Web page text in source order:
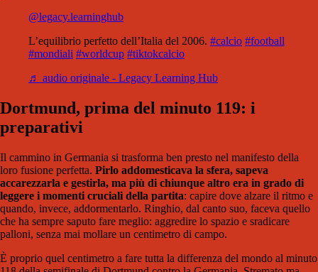
@legacy.learninghub
L’equilibrio perfetto dell’Italia del 2006. #calcio #football
#mondiali #worldcup #tiktokcalcio
♬ audio originale - Legacy Learning Hub
Dortmund, prima del minuto 119: i
preparativi
Il cammino in Germania si trasforma ben presto nel manifesto della
loro fusione perfetta. Pirlo addomesticava la sfera, sapeva
accarezzarla e gestirla, ma più di chiunque altro era in grado di
leggere i momenti cruciali della partita: capire dove alzare il ritmo e
quando, invece, addormentarlo. Ringhio, dal canto suo, faceva quello
che ha sempre saputo fare meglio: aggredire lo spazio e sradicare
palloni, senza mai mollare un centimetro di campo.
È proprio quel centimetro a fare tutta la differenza del mondo al minuto